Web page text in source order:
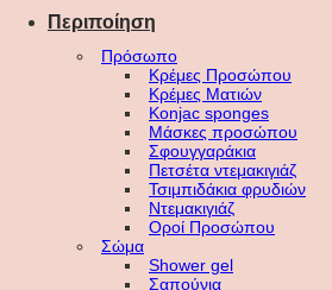
Περιποίηση
Πρόσωπο
Κρέμες Προσώπου
Κρέμες Ματιών
Konjac sponges
Μάσκες προσώπου
Σφουγγαράκια
Πετσέτα ντεμακιγιάζ
Τσιμπιδάκια φρυδιών
Ντεμακιγιάζ
Οροί Προσώπου
Σώμα
Shower gel
Σαπούνια